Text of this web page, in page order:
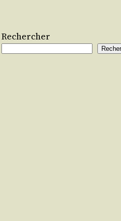
Rechercher